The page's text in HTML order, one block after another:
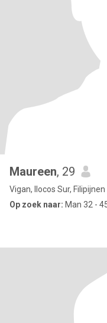
Maureen, 29
Vigan, Ilocos Sur, Filipijnen
Op zoek naar: Man 32 -